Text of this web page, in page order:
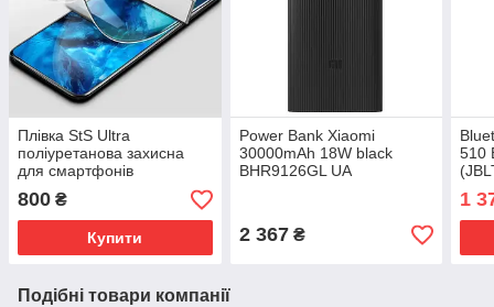
Плівка StS Ultra
поліуретанова захисна
для смартфонів
800 ₴
Купити
Power Bank Xiaomi
30000mAh 18W black
BHR9126GL UA
2 367₴
510
UA
1
Подібні товари компанії